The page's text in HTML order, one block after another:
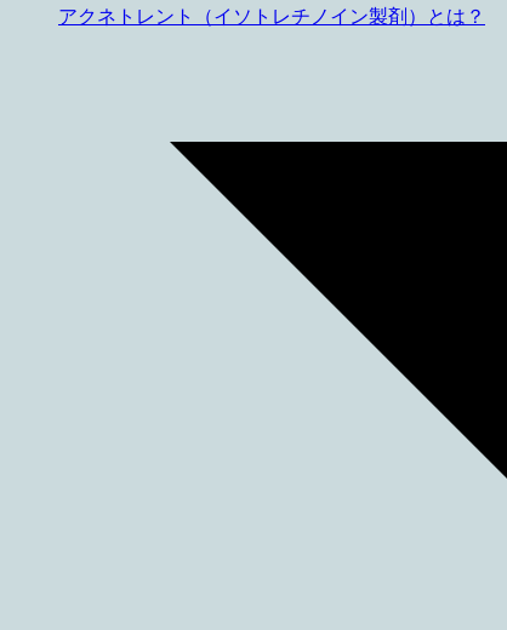
アクネトレント（イソトレチノイン製剤）とは？